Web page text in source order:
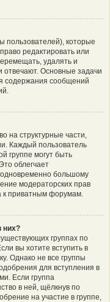
пользователей), которые
редактировать или
удалять и
Основные задачи
содержания сообщений
на структурные части,
Каждый пользователь
группе могут быть
облегчает
большому
модераторских прав
к приватным форумам.
них?
группах по
вы хотите вступить в
Однако не все группы
для вступления в
Если группа
в ней, щёлкнув по
на участие в группе,